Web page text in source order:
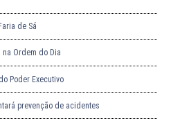
de Sá
Ordem do Dia
Poder Executivo
prevenção de acidentes